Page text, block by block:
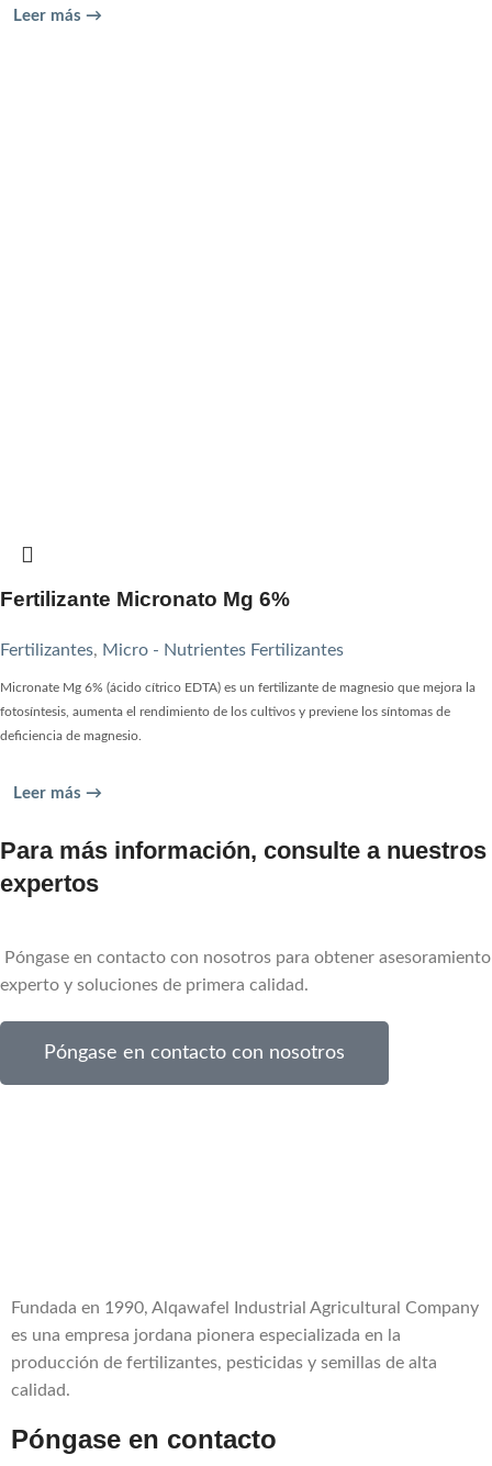
Leer más →
Fertilizante Micronato Mg 6%
Fertilizantes, Micro - Nutrientes Fertilizantes
Micronate Mg 6% (ácido cítrico EDTA) es un fertilizante de magnesio que mejora la
fotosíntesis, aumenta el rendimiento de los cultivos y previene los síntomas de
deficiencia de magnesio.
Leer más →
Para más información, consulte a nuestros
expertos
Póngase en contacto con nosotros para obtener asesoramiento
experto y soluciones de primera calidad.
Póngase en contacto con nosotros
Fundada en 1990, Alqawafel Industrial Agricultural Company
es una empresa jordana pionera especializada en la
producción de fertilizantes, pesticidas y semillas de alta
calidad.
Póngase en contacto